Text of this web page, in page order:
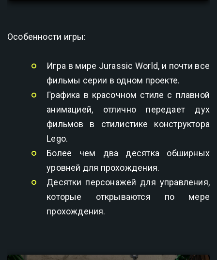
Особенности игры:
Игра в мире Jurassic World, и почти все
фильмы серии в одном проекте.
Графика в красочном стиле с плавной
анимацией, отлично передает дух
фильмов в стилистике конструктора
Lego.
Более чем два десятка обширных
уровней для прохождения.
Десятки персонажей для управления,
которые открываются по мере
прохождения.